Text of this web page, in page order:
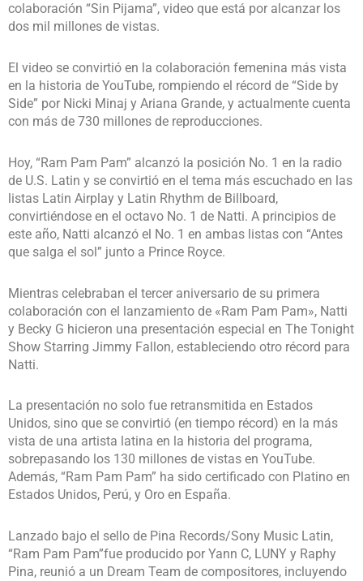
colaboración “Sin Pijama”, video que está por alcanzar los
dos mil millones de vistas.
El video se convirtió en la colaboración femenina más vista
en la historia de YouTube, rompiendo el récord de “Side by
Side” por Nicki Minaj y Ariana Grande, y actualmente cuenta
con más de 730 millones de reproducciones.
Hoy, “Ram Pam Pam” alcanzó la posición No. 1 en la radio
de U.S. Latin y se convirtió en el tema más escuchado en las
listas Latin Airplay y Latin Rhythm de Billboard,
convirtiéndose en el octavo No. 1 de Natti. A principios de
este año, Natti alcanzó el No. 1 en ambas listas con “Antes
que salga el sol” junto a Prince Royce.
Mientras celebraban el tercer aniversario de su primera
colaboración con el lanzamiento de «Ram Pam Pam», Natti
y Becky G hicieron una presentación especial en The Tonight
Show Starring Jimmy Fallon, estableciendo otro récord para
Natti.
La presentación no solo fue retransmitida en Estados
Unidos, sino que se convirtió (en tiempo récord) en la más
vista de una artista latina en la historia del programa,
sobrepasando los 130 millones de vistas en YouTube.
Además, “Ram Pam Pam” ha sido certificado con Platino en
Estados Unidos, Perú, y Oro en España.
Lanzado bajo el sello de Pina Records/Sony Music Latin,
“Ram Pam Pam”fue producido por Yann C, LUNY y Raphy
Pina, reunió a un Dream Team de compositores, incluyendo